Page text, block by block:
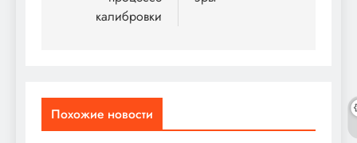
калибровки
Похожие новости